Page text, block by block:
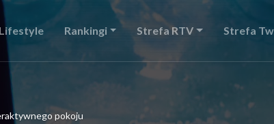
Lifestyle Rankingi Strefa RTV Strefa
pokoju